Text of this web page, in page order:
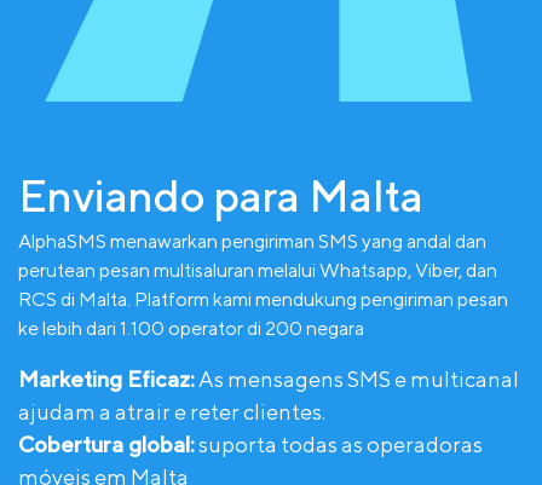
Enviando para Malta
AlphaSMS menawarkan pengiriman SMS yang andal dan
perutean pesan multisaluran melalui Whatsapp, Viber, dan
RCS di Malta. Platform kami mendukung pengiriman pesan
ke lebih dari 1.100 operator di 200 negara
Marketing Eficaz:As mensagens SMS e multicanal
ajudam a atrair e reter clientes.
Cobertura global:suporta todas as operadoras
móveis em Malta